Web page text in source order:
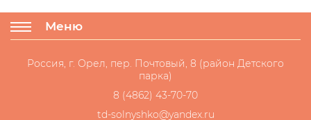
Меню
Россия, г. Орел, пер. Почтовый, 8 (район Детского
парка)
8 (4862) 43-70-70
td-solnyshko@yandex.ru